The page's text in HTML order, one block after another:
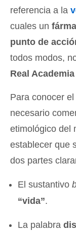
referencia a la
cuales un
punto de
todos modos,
Real
Para conocer
necesario
etimológico del
establecer que
dos partes
El sustantivo
“vida”.
La palabra